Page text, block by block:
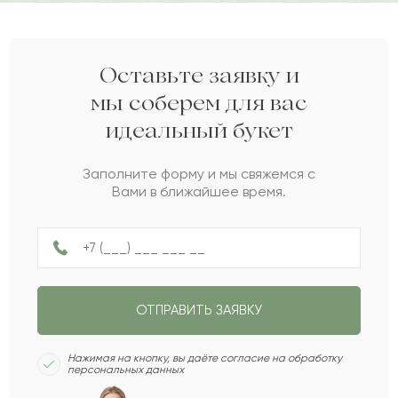
днях порядка 4 штук, для украшения банкета.
Цветы свежие и качественные.
2015-12-17
Орландо
2011-09-25
Елдар
Оставьте заявку и
мы соберем для вас
идеальный букет
Заполните форму и мы свяжемся с
Вами в ближайшее время.
ОТПРАВИТЬ ЗАЯВКУ
Нажимая на кнопку, вы даёте согласие на обработку
персональных данных